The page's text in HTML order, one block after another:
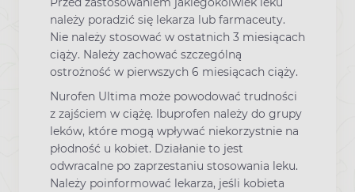
należy poradzić się lekarza lub farmaceuty.
Nie należy stosować w ostatnich 3 miesiącach
ciąży. Należy zachować szczególną
ostrożność w pierwszych 6 miesiącach ciąży.
Nurofen Ultima może powodować trudności
z zajściem w ciążę. Ibuprofen należy do grupy
leków, które mogą wpływać niekorzystnie na
płodność u kobiet. Działanie to jest
odwracalne po zaprzestaniu stosowania leku.
Należy poinformować lekarza, jeśli kobieta